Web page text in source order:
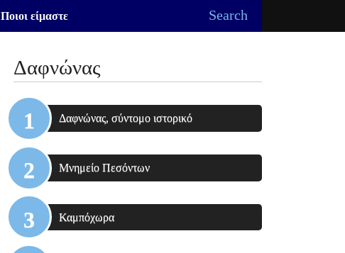
Search
Ποιοι είμαστε
Δαφνώνας
Δαφνώνας, σύντομο ιστορικό
Μνημείο Πεσόντων
Καμπόχωρα